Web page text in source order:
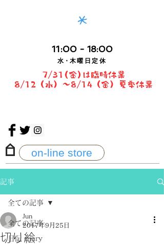
*
11 :00 - 18:00
水・ 木曜日定休
7/31(金)は臨時休業
8/12（水）〜8/14（金）夏季休業
on-line store
記事
全ての記事
日記 diary
全ての記事
切り絵
Jun
2017年9月25日